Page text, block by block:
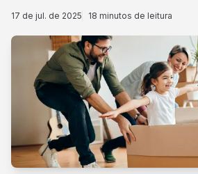
17 de jul. de 2025 18 minutos de leitura